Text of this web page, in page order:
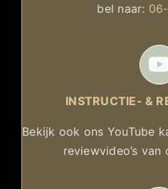
bel naar:
INSTRUCTIE- &
Bekijk ook ons YouTube
reviewvideo’s